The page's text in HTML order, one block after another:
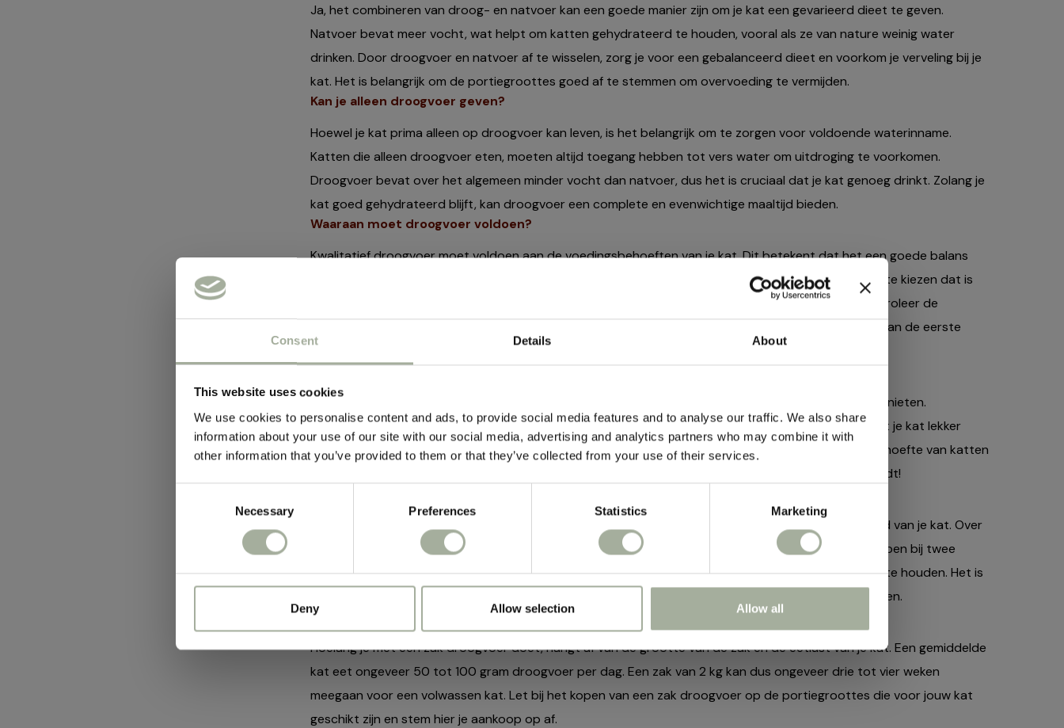
Consent Details About
This website uses cookies
We use cookies to personalise content and ads, to provide social media features and to analyse our traffic. We also share
information about your use of our site with our social media, advertising and analytics partners who may combine it with
other information that you’ve provided to them or that they’ve collected from your use of their services.
Necessary Preferences Statistics Marketing
Deny Allow selection Allow all
Ja, het combineren van droog- en natvoer kan een goede manier zijn om je kat een gevarieerd dieet te geven.
Natvoer bevat meer vocht, wat helpt om katten gehydrateerd te houden, vooral als ze van nature weinig water
drinken. Door droogvoer en natvoer af te wisselen, zorg je voor een gebalanceerd dieet en voorkom je verveling bij je
kat. Het is belangrijk om de portiegroottes goed af te stemmen om overvoeding te vermijden.
Kan je alleen droogvoer geven?
Hoewel je kat prima alleen op droogvoer kan leven, is het belangrijk om te zorgen voor voldoende waterinname.
Katten die alleen droogvoer eten, moeten altijd toegang hebben tot vers water om uitdroging te voorkomen.
Droogvoer bevat over het algemeen minder vocht dan natvoer, dus het is cruciaal dat je kat genoeg drinkt. Zolang je
kat goed gehydrateerd blijft, kan droogvoer een complete en evenwichtige maaltijd bieden.
Waaraan moet droogvoer voldoen?
Kwalitatief droogvoer moet voldoen aan de voedingsbehoeften van je kat. Dit betekent dat het een goede balans
van eiwitten, vetten, koolhydraten, vitaminen en mineralen moet bevatten. Het is belangrijk om voer te kiezen dat is
afgestemd op de leeftijd, het activiteitsniveau en eventuele gezondheidsproblemen van je kat. Controleer de
ingrediëntenlijst en vermijd voer dat veel vulstoffen, zoals maïs of graan, bevat. Vlees zou altijd een van de eerste
ingrediënten moeten zijn voor een hoog eiwitgehalte.
Heerlijke brokken!
Katten kunnen soms kieskeurig zijn, maar met het juiste droogvoer kun je je kat elke maaltijd laten genieten.
Droogvoer komt in verschillende smaken zoals kip, vis, lam of rund, zodat je altijd iets kunt vinden dat je kat lekker
vindt. Sommige brokken zijn speciaal ontworpen om extra krokant te zijn, wat de natuurlijke kauwbehoefte van katten
bevredigt. Probeer verschillende smaken en texturen om te ontdekken wat jouw kat het lekkerst vindt!
Hoe vaak je een kat droogvoer geeft, hangt af van de leeftijd, het activiteitsniveau en de gezondheid van je kat. Over
het algemeen kun je een kat twee tot drie keer per dag voeden. Volwassen katten kunnen baat hebben bij twee
maaltijden per dag, terwijl kittens vaker kleinere porties nodig hebben om hun energieniveau op peil te houden. Het is
belangrijk om de aanbevolen hoeveelheden op de verpakking te volgen om overvoeding te voorkomen.
Hoelang kan je met een zak droogvoer doen?
Hoelang je met een zak droogvoer doet, hangt af van de grootte van de zak en de eetlust van je kat. Een gemiddelde
kat eet ongeveer 50 tot 100 gram droogvoer per dag. Een zak van 2 kg kan dus ongeveer drie tot vier weken
meegaan voor een volwassen kat. Let bij het kopen van een zak droogvoer op de portiegroottes die voor jouw kat
geschikt zijn en stem hier je aankoop op af.
Mis geen acties en
Meld je aan voor de nieuwsbrief